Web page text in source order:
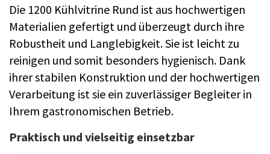
Die 1200 Kühlvitrine Rund ist aus hochwertigen
Materialien gefertigt und überzeugt durch ihre
Robustheit und Langlebigkeit. Sie ist leicht zu
reinigen und somit besonders hygienisch. Dank
ihrer stabilen Konstruktion und der hochwertigen
Verarbeitung ist sie ein zuverlässiger Begleiter in
Ihrem gastronomischen Betrieb.
Praktisch und vielseitig einsetzbar